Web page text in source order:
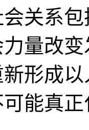
关系
量改
形成
能真